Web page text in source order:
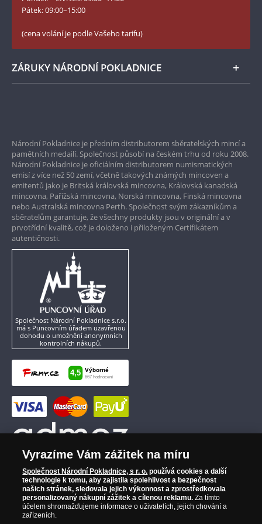
Twitter Národní Pokladnice
LinkedIn Národní Pokladnice
Instagram Národní Pokladnice
Pátek: 09:00–15:00
(cena volání je podle Vašeho tarifu)
ZÁRUKY NÁRODNÍ POKLADNICE
Garance nejvyšší kvality
Pouze originální produkty
Národní Pokladnice je předním distributorem sběratelských mincí a
pamětních medailí. Společnost působí na českém trhu od roku 2008.
Národní Pokladnice je oficiálním distributorem numismatických
emisí z více než 50 zemí, včetně takových známých mincoven a
emitentů jako je Britská královská mincovna, Královská kanadská
mincovna, Pařížská mincovna, Norská mincovna, Finská mincovna
nebo Australská mincovna Perth. Společnost svým zákazníkům a
sběratelům garantuje, že všechny produkty jsou v originální a v
prvotřídní kvalitě, což je doloženo i přiloženým Certifikátem
autentičnosti.
Společnost Národní Pokladnice s.r.o.
má s Puncovním úřadem uzavřenou
dohodu o umožnění anonymních
kontrolních nákupů.
Vyrazíme Vám zážitek na míru
Společnost Národní Pokladnice, s r. o. používá cookies a další
technologie k tomu, aby zajistila spolehlivost a bezpečnost
našich stránek, sledovala jejich výkonnost a zprostředkovala
personalizovaný nákupní zážitek a cílenou reklamu. Za tímto
účelem shromažďujeme informace o uživatelích, jejich chování a
zařízeních.